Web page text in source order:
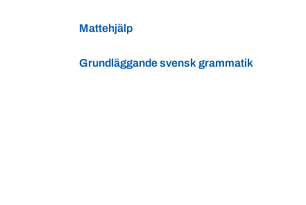
Mattehjälp
Grundläggande svensk grammatik